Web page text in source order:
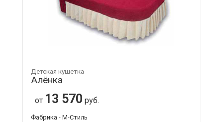
Детская кушетка
Алёнка
от 13 570 руб.
Фабрика - М-Стиль